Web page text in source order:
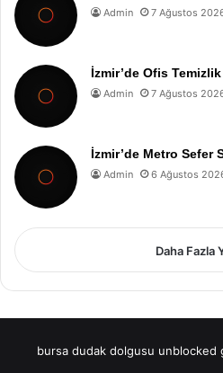
Admin 7 Ağustos
İzmir’de Ofis
Admin 7 Ağustos
İzmir’de Metro Sefer
Admin 6 Ağustos
Daha Fazla
bursa dudak dolgusu unblocked